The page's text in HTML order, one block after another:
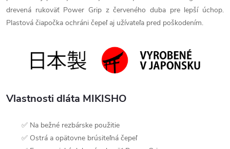
drevená rukoväť Power Grip z červeného duba pre lepší úchop.
Plastová čiapočka ochráni čepeľ aj užívateľa pred poškodením.
Vlastnosti dláta MIKISHO
✅ Na bežné rezbárske použitie
✅ Ostrá a opätovne brúsiteľná čepeľ